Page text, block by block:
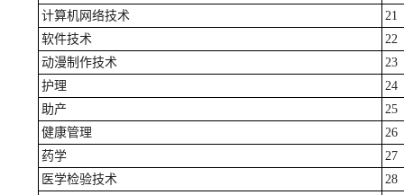
计算机网络技术
21
软件技术
22
动漫制作技术
23
护理
24
助产
25
健康管理
26
药学
27
医学检验技术
28